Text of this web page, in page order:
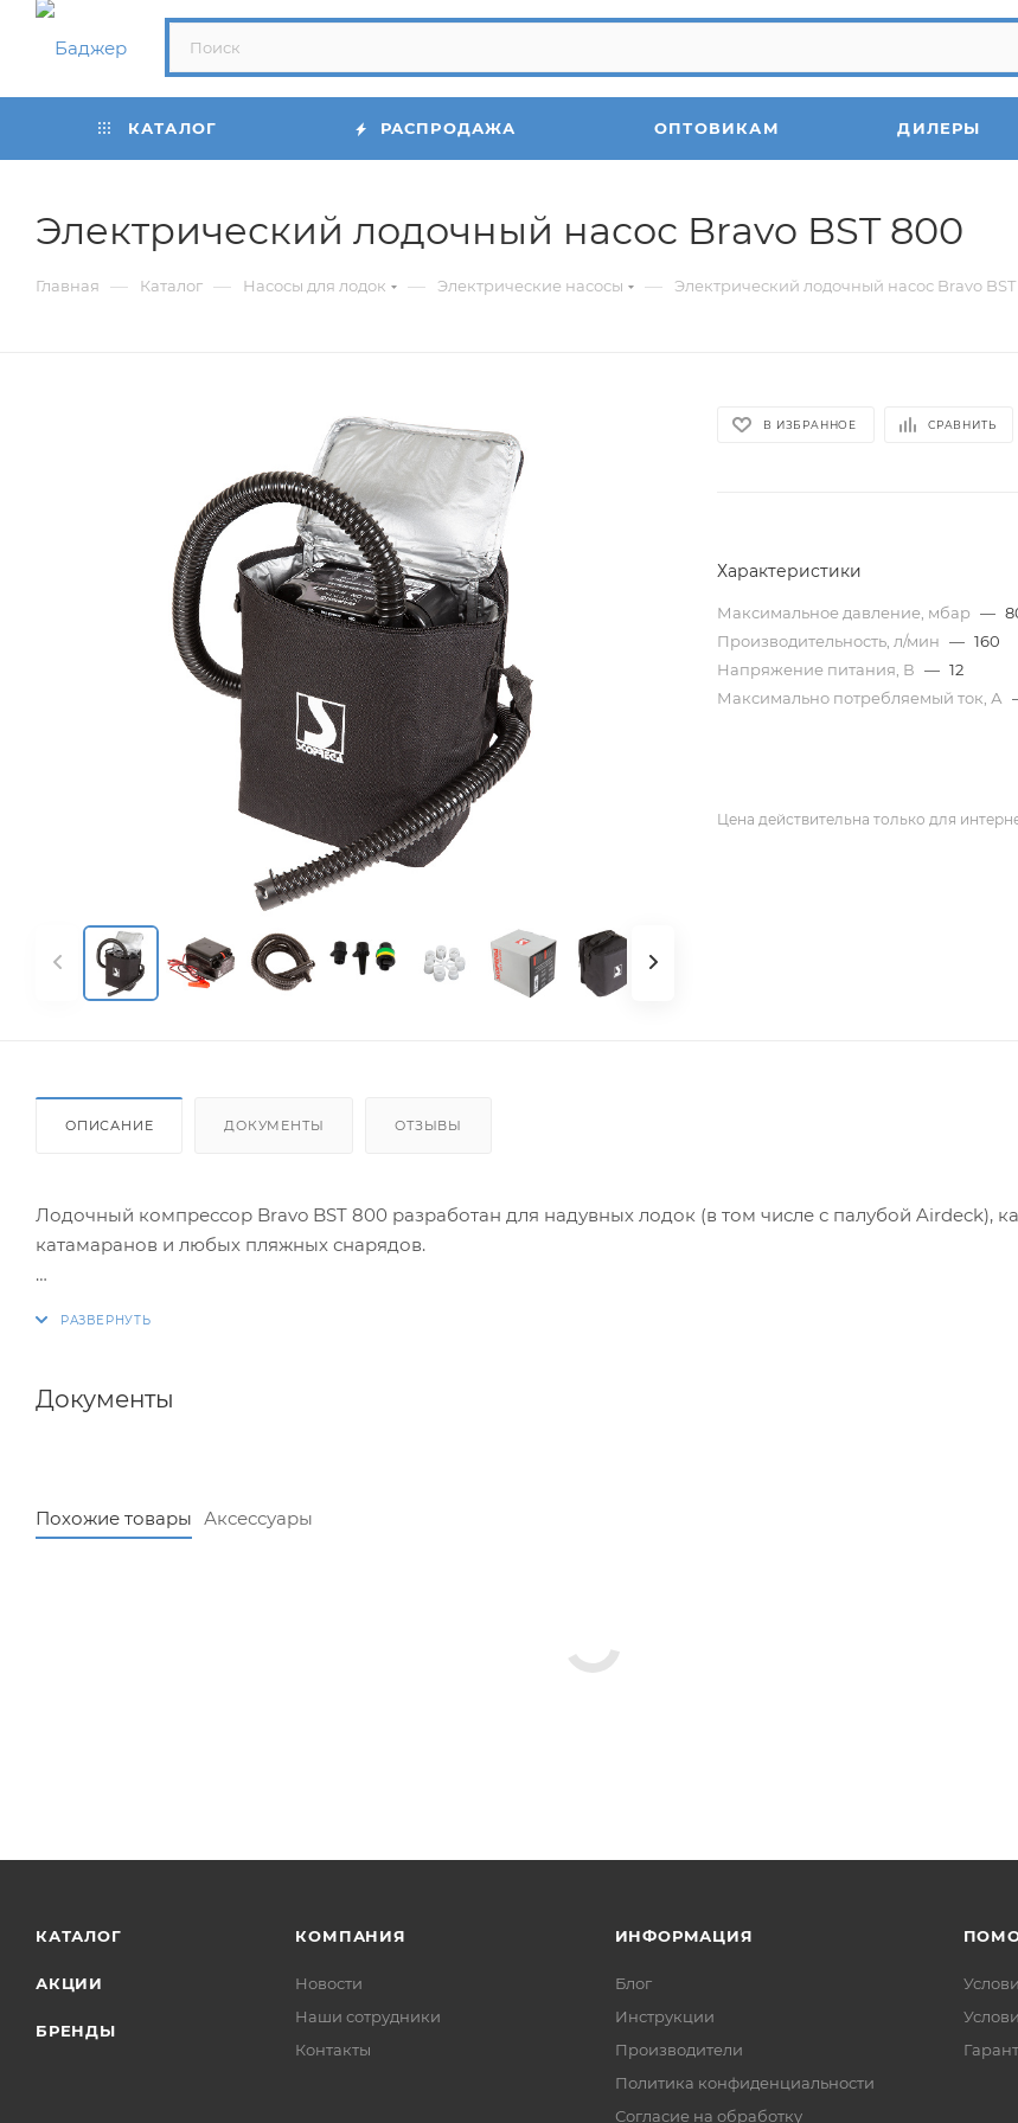
КАТАЛОГ РАСПРОДАЖА ОПТОВИКАМ ДИЛЕРЫ
Электрический лодочный насос Bravo BST 800
Главная — Каталог — Насосы для лодок — Электрические насосы — Электрический лодочный насос Bravo
В ИЗБРАННОЕ СРАВНИТЬ
Характеристики
Максимальное давление, мбар —
Производительность, л/мин — 160
Напряжение питания, В — 12
Максимально потребляемый ток, А
Цена действительна только для
ОПИСАНИЕ ДОКУМЕНТЫ ОТЗЫВЫ
Лодочный компрессор Bravo BST 800 разработан для надувных лодок (в том числе с палубой Airdeck),
катамаранов и любых пляжных снарядов.
Максимальное давление 800 мбар.
Режим скачивания – да
Мастер-пак: 4 шт
Документы
Похожие товары Аксессуары
КАТАЛОГ
АКЦИИ
БРЕНДЫ
КОМПАНИЯ
Новости
Наши сотрудники
Контакты
ИНФОРМАЦИЯ
Блог
Инструкции
Производители
Политика конфиденциальности
Согласие на обработку